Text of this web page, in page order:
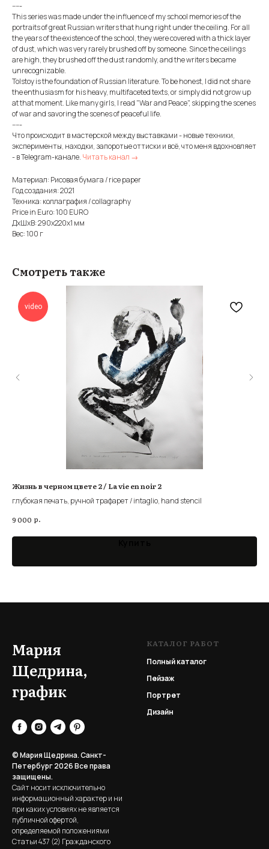
-----
This series was made under the influence of my school memories of the
portraits of great Russian writers that hung right under the ceiling. For all
the years of the existence of the school, they were covered with a thick layer
of dust, which was very rarely brushed off by someone. Since the ceilings
are high, they brushed off the dust randomly, and the writers became
unrecognizable.
Tolstoy is the foundation of Russian literature. To be honest, I did not share
the enthusiasm for his heavy, multifaceted texts, or simply did not grow up
at that moment. Like many girls, I read "War and Peace", skipping the scenes
of war and savoring the scenes of peaceful life.
-----
Что происходит в мастерской между выставками - новые техники,
эксперименты, находки, запоротые оттиски и всё, что меня вдохновляет
- в Telegram-канале. Читать канал →
Материал: Рисовая бумага / rice paper
Год создания: 2021
Техника: коллаграфия / collagraphy
Price in Euro: 100 EURO
ДxШxВ: 290x220x1 мм
Вес: 100 г
Смотреть также
video
Жизнь в черном цвете 2 / La vie en noir 2
глубокая печать, ручной трафарет / intaglio, hand stencil
9 000 р.
Мария
Щедрина,
график
© Мария Щедрина. Санкт-
Петербург 2026Все права
защищены.
Сайт носит исключительно
информационный характер и ни
при каких условиях не является
публичной офертой,
определяемой положениями
Статьи 437 (2) Гражданского
КАТАЛОГ РАБОТ
Полный каталог
Пейзаж
Портрет
Дизайн